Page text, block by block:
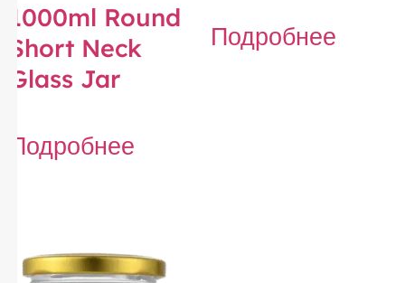
1000ml Round
Short Neck
Glass Jar
Подробнее
Подробнее